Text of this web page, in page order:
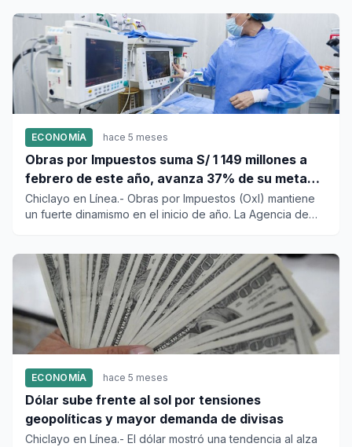
ECONOMÍA hace 5 meses
Obras por Impuestos suma S/ 1 149 millones a
febrero de este año, avanza 37% de su meta
anual
Chiclayo en Línea.- Obras por Impuestos (OxI) mantiene
un fuerte dinamismo en el inicio de año. La Agencia de
ECONOMÍA hace 5 meses
Dólar sube frente al sol por tensiones
geopolíticas y mayor demanda de divisas
Chiclayo en Línea.- El dólar mostró una tendencia al alza